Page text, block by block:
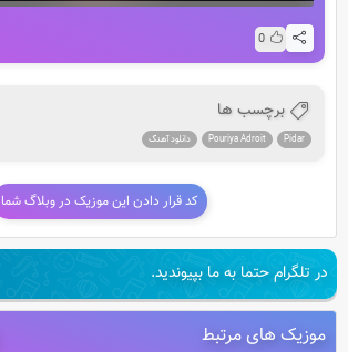
0
برچسب ها
Pidar
Pouriya Adroit دانلود آهنگ
کد قرار دادن این موزیک در وبلاگ شما
در تلگرام حتما به ما بپیوندید.
موزیک های مرتبط